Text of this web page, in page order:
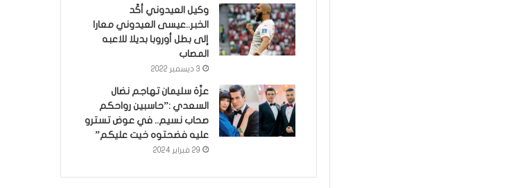
وكيل العيدوني أكّد
الخبر..عيسى العيدوني معارا
إلى بطل أوروبا بديلا للاعبه
المصاب
3 ديسمبر 2022
عزّة سليمان تهاجم نضال
السعدي :”حاسبين رواحكم
صحاب نسيم.. في عوض تسترو
عليه فضحتوه خيت عليكم”
29 فبراير 2024